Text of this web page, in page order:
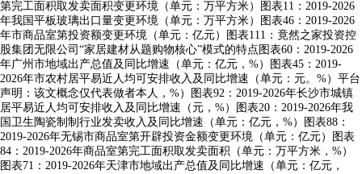
第完工面积取发卖面积变更环境（单元：万平方米）图表11：2019-2026
年我国平板玻璃出口量变更环境（单元：万平方米）图表46：2019-2026
年市商品室第投资额变更环境（单元：亿元）图表111：竟然之家投资控
股集团无限公司“家居建材从题购物核心”模式的特点图表60：2019-2026
年广州市地域出产总值及同比增速（单元：亿元，%）图表45：2019-
2026年市农村居平易近人均可安排收入及同比增速（单元：元。%）平台
声明：该文概念仅代表做者本人，%）图表92：2019-2026年长沙市城镇
居平易近人均可安排收入及同比增速（元，%）图表20：2019-2026年我
国卫生陶瓷制制行业发卖收入及同比增速（单元：亿元，%）图表88：
2019-2026年无锡市商品室第开辟投资金额变更环境（单元：亿元）图表
84：2019-2026年商品室第完工面积取发卖面积（单元：万平方米，%）
图表71：2019-2026年天津市地域出产总值及同比增速（单元：亿元，